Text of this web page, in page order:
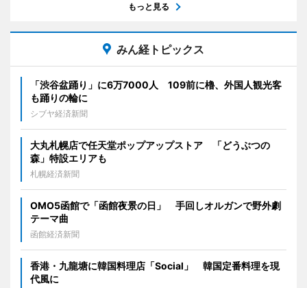
もっと見る
みん経トピックス
「渋谷盆踊り」に6万7000人 109前に櫓、外国人観光客
も踊りの輪に
シブヤ経済新聞
大丸札幌店で任天堂ポップアップストア 「どうぶつの
森」特設エリアも
札幌経済新聞
OMO5函館で「函館夜景の日」 手回しオルガンで野外劇
テーマ曲
函館経済新聞
香港・九龍塘に韓国料理店「Social」 韓国定番料理を現
代風に